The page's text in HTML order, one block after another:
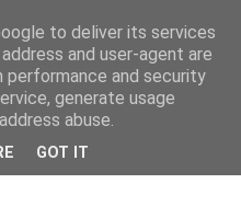
to deliver its services
and user-agent are
performance and security
generate usage
abuse.
GOT IT